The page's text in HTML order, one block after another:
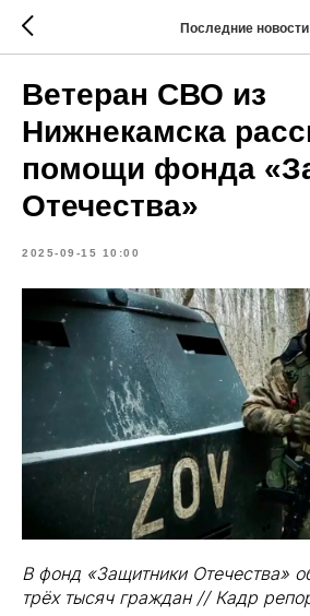
Последние новости
Ветеран СВО из
Нижнекамска
помощи фонда
Отечества»
2025-09-15 10:00
В фонд «Защитники Отечества»
трёх тысяч граждан // Кадр